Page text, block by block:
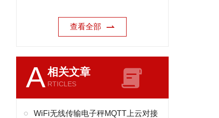
查看全部
A相关文章
RTICLES
WiFi无线传输电子秤MQTT上云对接